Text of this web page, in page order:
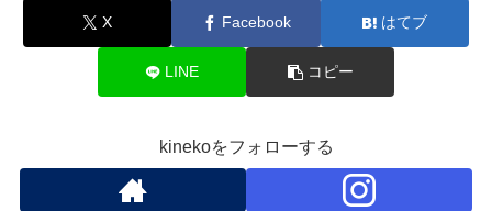
X Facebook はてブ
LINE コピー
kinekoをフォローする